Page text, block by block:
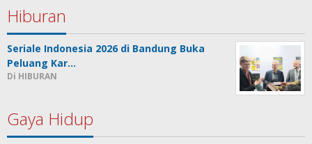
Hiburan
Seriale Indonesia 2026 di Bandung Buka
Peluang Kar…
Di HIBURAN
Gaya Hidup